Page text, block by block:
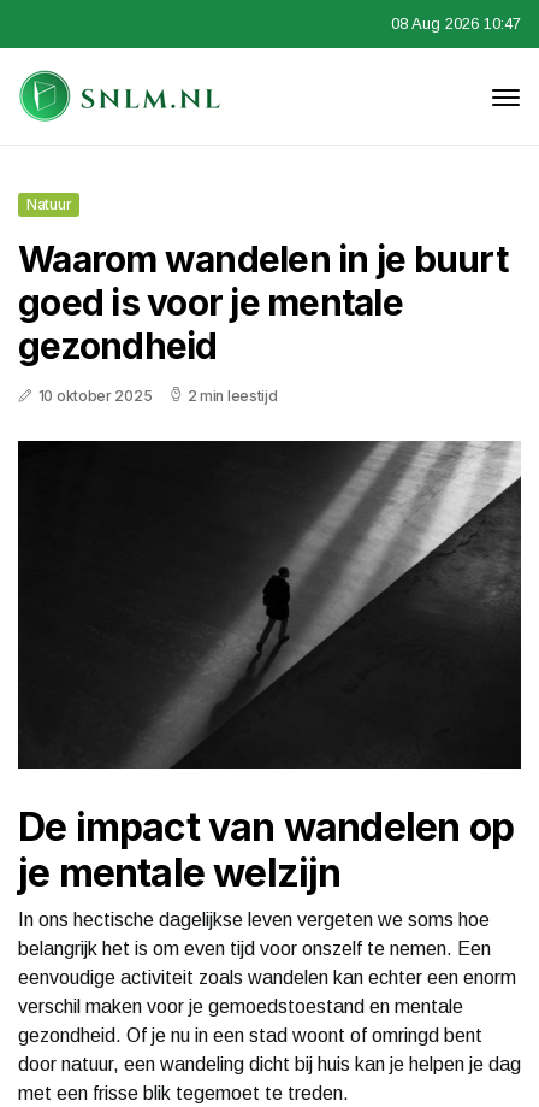
08 Aug 2026 10:47
Natuur
Waarom wandelen in je buurt
goed is voor je mentale
gezondheid
10 oktober 2025 2 min leestijd
De impact van wandelen op
je mentale welzijn
In ons hectische dagelijkse leven vergeten we soms hoe
belangrijk het is om even tijd voor onszelf te nemen. Een
eenvoudige activiteit zoals wandelen kan echter een enorm
verschil maken voor je gemoedstoestand en mentale
gezondheid. Of je nu in een stad woont of omringd bent
door natuur, een wandeling dicht bij huis kan je helpen je dag
met een frisse blik tegemoet te treden.